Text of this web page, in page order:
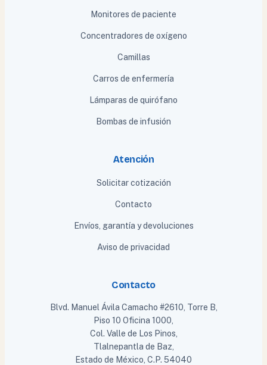
Monitores de paciente
Concentradores de oxígeno
Camillas
Carros de enfermería
Lámparas de quirófano
Bombas de infusión
Atención
Solicitar cotización
Contacto
Envíos, garantía y devoluciones
Aviso de privacidad
Contacto
Blvd. Manuel Ávila Camacho #2610, Torre B,
Piso 10 Oficina 1000,
Col. Valle de Los Pinos,
Tlalnepantla de Baz,
Estado de México, C.P. 54040